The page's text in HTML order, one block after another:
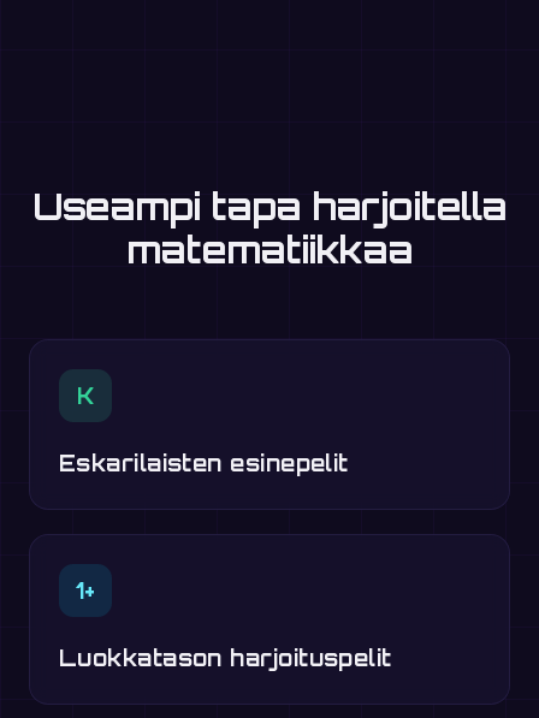
Useampi tapa harjoitella
matematiikkaa
K
Eskarilaisten esinepelit
1+
Luokkatason harjoituspelit